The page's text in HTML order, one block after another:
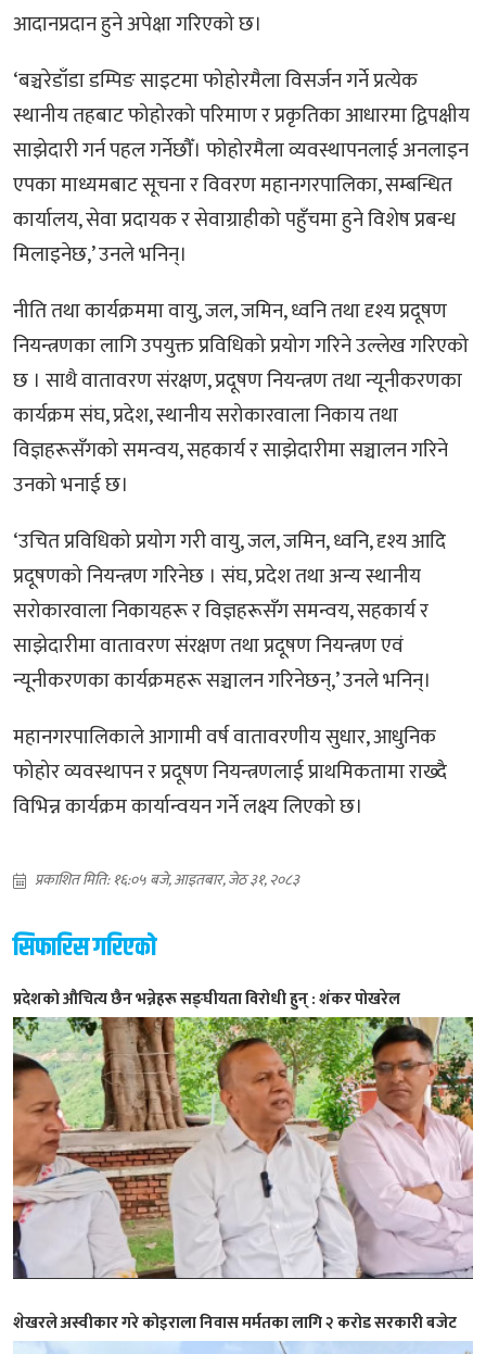
आदानप्रदान हुने अपेक्षा गरिएको छ।
‘बञ्चरेडाँडा डम्पिङ साइटमा फोहोरमैला विसर्जन गर्ने प्रत्येक
स्थानीय तहबाट फोहोरको परिमाण र प्रकृतिका आधारमा द्विपक्षीय
साझेदारी गर्न पहल गर्नेछौँ। फोहोरमैला व्यवस्थापनलाई अनलाइन
एपका माध्यमबाट सूचना र विवरण महानगरपालिका, सम्बन्धित
कार्यालय, सेवा प्रदायक र सेवाग्राहीको पहुँचमा हुने विशेष प्रबन्ध
मिलाइनेछ,’ उनले भनिन्।
नीति तथा कार्यक्रममा वायु, जल, जमिन, ध्वनि तथा दृश्य प्रदूषण
नियन्त्रणका लागि उपयुक्त प्रविधिको प्रयोग गरिने उल्लेख गरिएको
छ । साथै वातावरण संरक्षण, प्रदूषण नियन्त्रण तथा न्यूनीकरणका
कार्यक्रम संघ, प्रदेश, स्थानीय सरोकारवाला निकाय तथा
विज्ञहरूसँगको समन्वय, सहकार्य र साझेदारीमा सञ्चालन गरिने
उनको भनाई छ।
‘उचित प्रविधिको प्रयोग गरी वायु, जल, जमिन, ध्वनि, दृश्य आदि
प्रदूषणको नियन्त्रण गरिनेछ । संघ, प्रदेश तथा अन्य स्थानीय
सरोकारवाला निकायहरू र विज्ञहरूसँग समन्वय, सहकार्य र
साझेदारीमा वातावरण संरक्षण तथा प्रदूषण नियन्त्रण एवं
न्यूनीकरणका कार्यक्रमहरू सञ्चालन गरिनेछन्,’ उनले भनिन्।
महानगरपालिकाले आगामी वर्ष वातावरणीय सुधार, आधुनिक
फोहोर व्यवस्थापन र प्रदूषण नियन्त्रणलाई प्राथमिकतामा राख्दै
विभिन्न कार्यक्रम कार्यान्वयन गर्ने लक्ष्य लिएको छ।
प्रकाशित मिति: १६:०५ बजे, आइतबार, जेठ ३१, २०८३
सिफारिस गरिएको
प्रदेशको औचित्य छैन भन्नेहरू सङ्घीयता विरोधी हुन् : शंकर पोखरेल
शेखरले अस्वीकार गरे कोइराला निवास मर्मतका लागि २ करोड सरकारी बजेट